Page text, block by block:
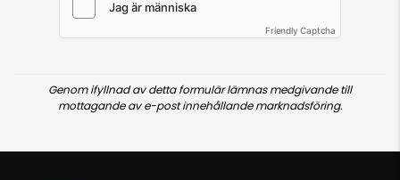
Friendly Captcha
Genom ifyllnad av detta formulär lämnas medgivande till
mottagande av e-post innehållande marknadsföring.